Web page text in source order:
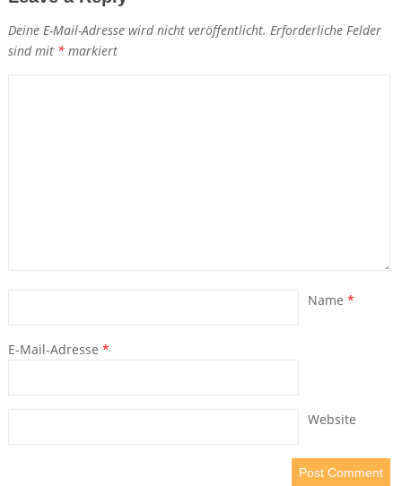
Deine E-Mail-Adresse wird nicht veröffentlicht. Erforderliche Felder
sind mit *markiert
Name *
E-Mail-Adresse *
Website